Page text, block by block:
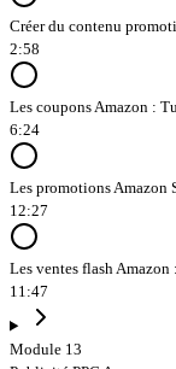
Créer du contenu
2:58
Les coupons Amazon :
6:24
Les promotions
12:27
Les ventes flash
11:47
Module 13